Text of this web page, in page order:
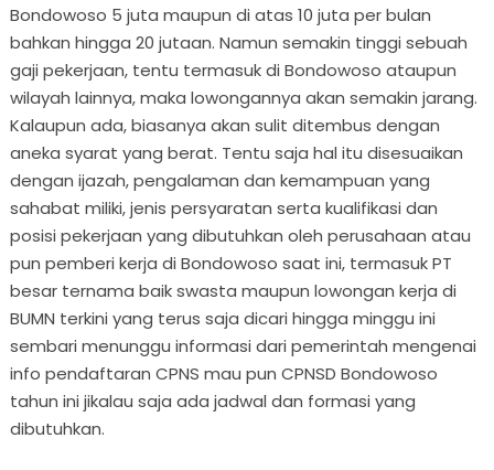
Bondowoso 5 juta maupun di atas 10 juta per bulan
bahkan hingga 20 jutaan. Namun semakin tinggi sebuah
gaji pekerjaan, tentu termasuk di Bondowoso ataupun
wilayah lainnya, maka lowongannya akan semakin jarang.
Kalaupun ada, biasanya akan sulit ditembus dengan
aneka syarat yang berat. Tentu saja hal itu disesuaikan
dengan ijazah, pengalaman dan kemampuan yang
sahabat miliki, jenis persyaratan serta kualifikasi dan
posisi pekerjaan yang dibutuhkan oleh perusahaan atau
pun pemberi kerja di Bondowoso saat ini, termasuk PT
besar ternama baik swasta maupun lowongan kerja di
BUMN terkini yang terus saja dicari hingga minggu ini
sembari menunggu informasi dari pemerintah mengenai
info pendaftaran CPNS mau pun CPNSD Bondowoso
tahun ini jikalau saja ada jadwal dan formasi yang
dibutuhkan.